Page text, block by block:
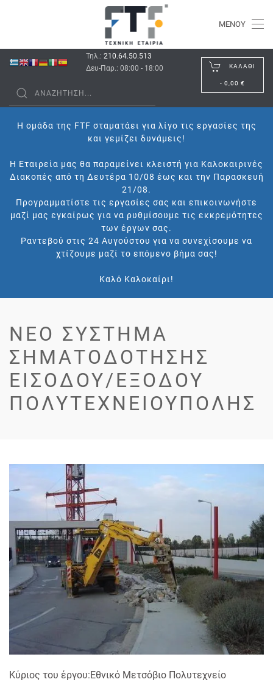
ΜΕΝΟΎ
Τηλ.: 210.64.50.513
Δευ-Παρ.: 08:00 - 18:00
ΚΑΛΆΘΙ
- 0,00 €
Η ομάδα της FTF σταματάει για λίγο τις εργασίες της
και γεμίζει δυνάμεις!
Η Εταιρεία μας θα παραμείνει κλειστή για Καλοκαιρινές
Διακοπές από τη Δευτέρα 10/08 έως και την Παρασκευή
21/08.
Προγραμματίστε τις εργασίες σας και επικοινωνήστε
μαζί μας εγκαίρως για να ρυθμίσουμε τις εκκρεμότητες
των έργων σας.
Ραντεβού στις 24 Αυγούστου για να συνεχίσουμε να
χτίζουμε μαζί το επόμενο βήμα σας!
Καλό Καλοκαίρι!
ΝΈΟ ΣΎΣΤΗΜΑ
ΣΗΜΑΤΟΔΌΤΗΣΗΣ
ΕΙΣΌΔΟΥ/ΕΞΌΔΟΥ
ΠΟΛΥΤΕΧΝΕΙΟΎΠΟΛΗΣ
Κύριος του έργου:Εθνικό Μετσόβιο Πολυτεχνείο